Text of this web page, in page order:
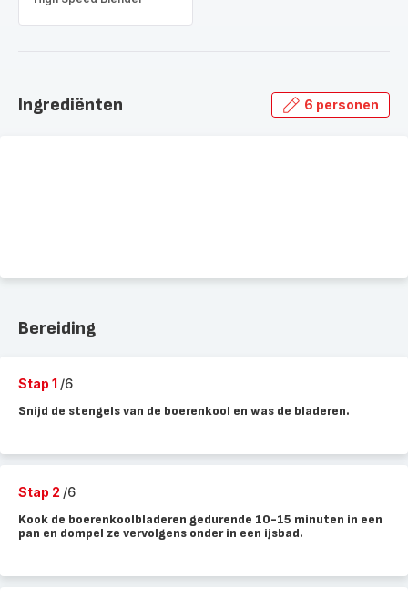
Ingrediënten 6 personen
Bereiding
Stap 1 /6
Snijd de stengels van de boerenkool en was de bladeren.
Stap 2 /6
Kook de boerenkoolbladeren gedurende 10-15 minuten in een
pan en dompel ze vervolgens onder in een ijsbad.